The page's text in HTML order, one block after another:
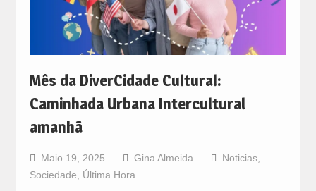
Mês da DiverCidade Cultural:
Caminhada Urbana Intercultural
amanhã
Maio 19, 2025 Gina Almeida Noticias,
Sociedade
Última Hora